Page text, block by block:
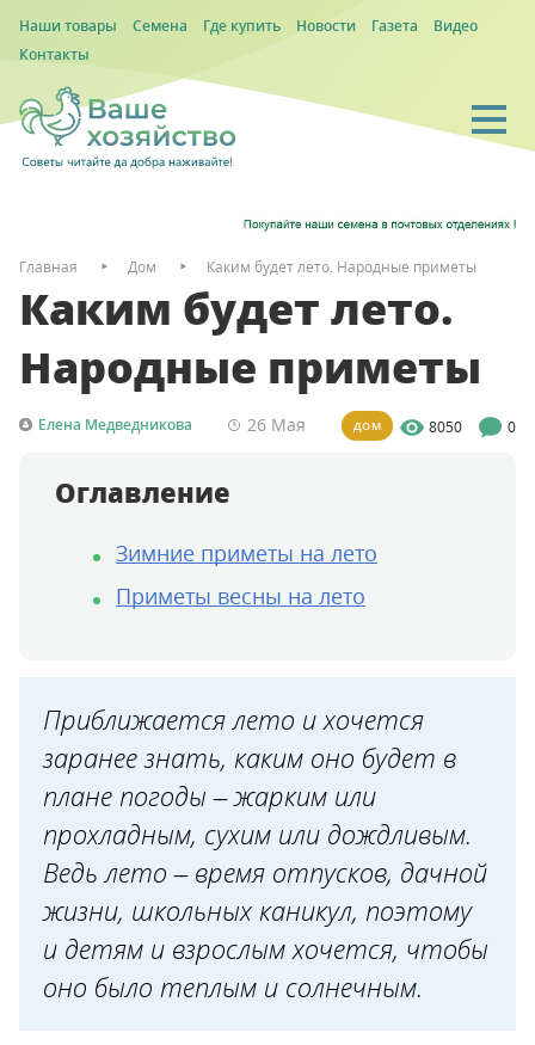
Наши товары Семена Где купить Новости Газета
Видео
Контакты
Главная Дом Каким будет лето. Народные приметы
Каким будет лето.
Народные приметы
Елена Медведникова 26 Мая ДОМ 8050 0
Оглавление
Зимние приметы на лето
Приметы весны на лето
Приближается лето и хочется
заранее знать, каким оно будет в
плане погоды – жарким или
прохладным, сухим или дождливым.
Ведь лето – время отпусков, дачной
жизни, школьных каникул, поэтому
и детям и взрослым хочется, чтобы
оно было теплым и солнечным.